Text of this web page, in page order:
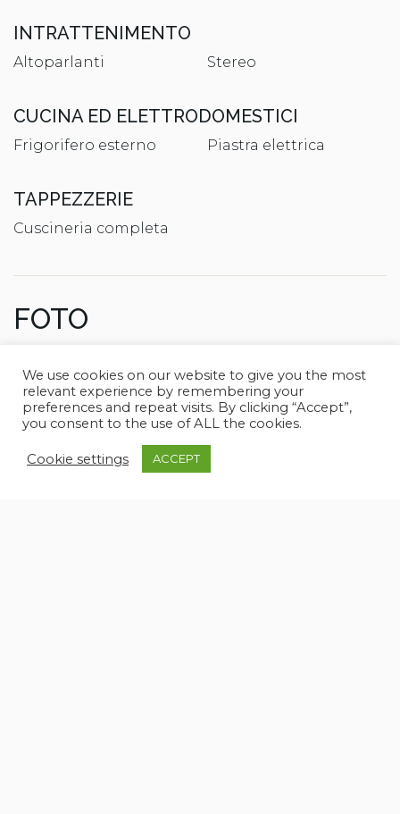
INTRATTENIMENTO
Altoparlanti Stereo
CUCINA ED ELETTRODOMESTICI
Frigorifero esterno Piastra elettrica
TAPPEZZERIE
Cuscineria completa
FOTO
We use cookies on our website to give you the most
relevant experience by remembering your
preferences and repeat visits. By clicking “Accept”,
you consent to the use of ALL the cookies.
Cookie settings ACCEPT